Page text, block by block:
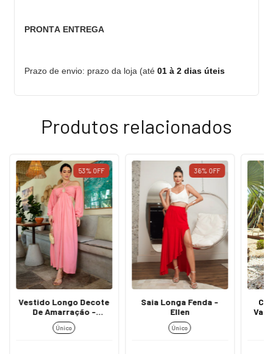
PRONTA ENTREGA
Prazo de envio: prazo da loja (até 01 à 2 dias úteis
Produtos relacionados
53% OFF
Vestido Longo Decote
De Amarração -
Samantha
Único
36% OFF
Saia Longa Fenda -
Ellen
Único